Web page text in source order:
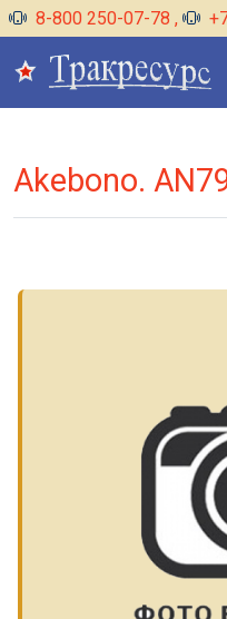
8-800 250-07-78 ,
Akebono.